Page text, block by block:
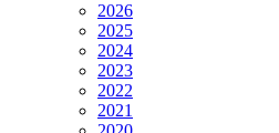
2026
2025
2024
2023
2022
2021